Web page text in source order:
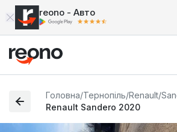
reono - Авто
Головна/Тернопіль/Renault/
Renault Sandero 2020